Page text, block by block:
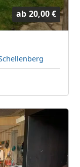
ab 20,00 €